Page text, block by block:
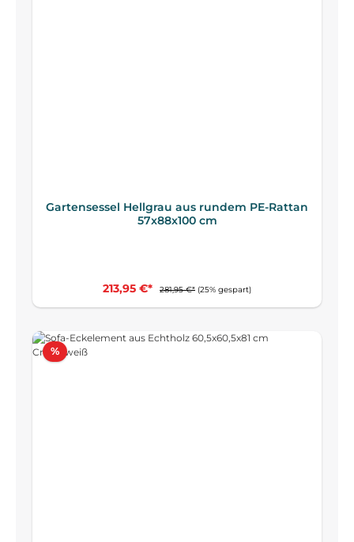
Gartensessel Hellgrau aus rundem PE-Rattan
57x88x100 cm
213,95 €* 281,95 €* (25% gespart)
%Rabatt